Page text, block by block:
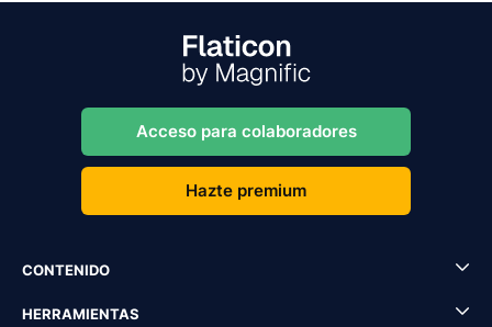
Acceso para colaboradores
Hazte premium
CONTENIDO
HERRAMIENTAS